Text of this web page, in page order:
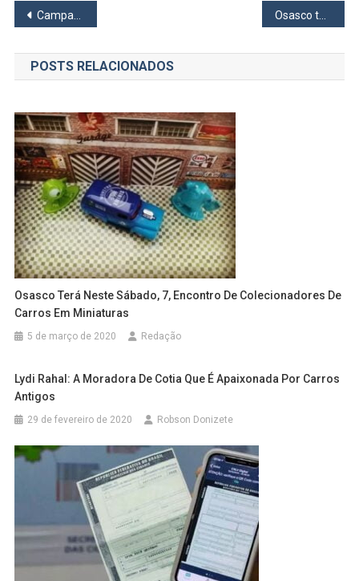
Navegação
de
Post
Campanha do Agasalho de Barueri atinge mais de 69 mil peças
POSTS RELACIONADOS
Osasco Terá Neste Sábado, 7, Encontro De Colecionadores De
Carros Em Miniaturas
5 de março de 2020 Redação
Lydi Rahal: A Moradora De Cotia Que É Apaixonada Por Carros
Antigos
29 de fevereiro de 2020 Robson Donizete